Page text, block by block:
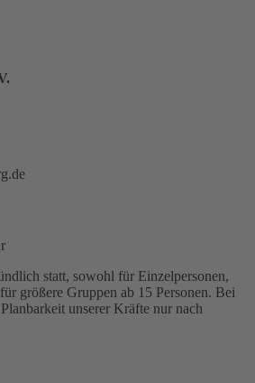
statt, sowohl für Einzelpersonen,
größere Gruppen ab 15 Personen. Bei
unserer Kräfte nur nach